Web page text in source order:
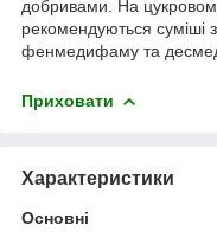
добривами. На
рекомендуються суміші
фенмедифаму та
Приховати
Характеристики
Основні